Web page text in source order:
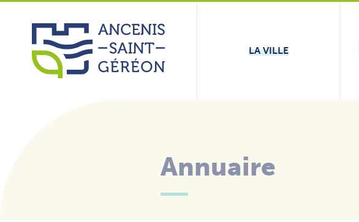
Aller
contenu
LA VILLE
Annuaire
Panneau de gestion des cookies